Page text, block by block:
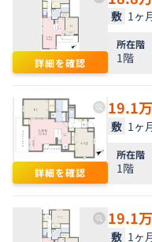
詳細を確認
敷 1ヶ
所在階
1階
詳細を確認
19.1
敷 1ヶ
所在階
1階
19.1
敷 1ヶ